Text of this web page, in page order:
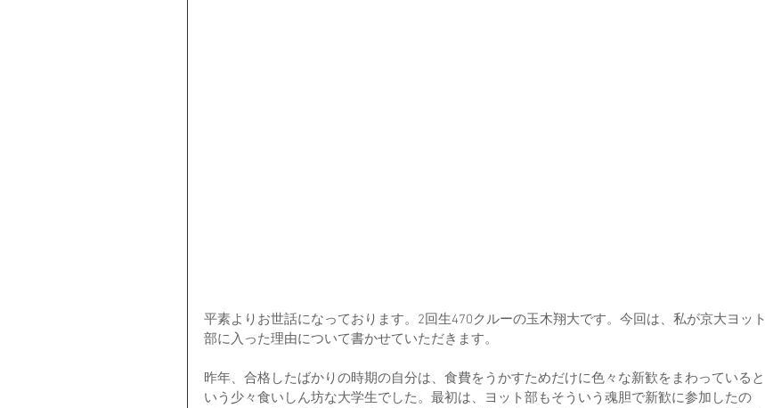
平素よりお世話になっております。2回生470クルーの玉木翔大です。今回は、私が京大ヨット
部に入った理由について書かせていただきます。
昨年、合格したばかりの時期の自分は、食費をうかすためだけに色々な新歓をまわっていると
いう少々食いしん坊な大学生でした。最初は、ヨット部もそういう魂胆で新歓に参加したの